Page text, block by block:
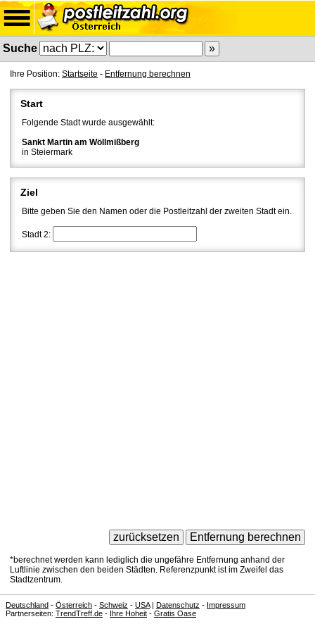
Suche
Ihre Position: Startseite - Entfernung berechnen
Start
Folgende Stadt wurde ausgewählt:
Sankt Martin am Wöllmißberg
in Steiermark
Ziel
Bitte geben Sie den Namen oder die Postleitzahl der zweiten Stadt ein.
Stadt 2:
*berechnet werden kann lediglich die ungefähre Entfernung anhand der
Luftlinie zwischen den beiden Städten. Referenzpunkt ist im Zweifel das
Stadtzentrum.
Deutschland - Österreich - Schweiz - USA| Datenschutz - Impressum
Partnerseiten: TrendTreff.de - Ihre Hoheit - Gratis Oase